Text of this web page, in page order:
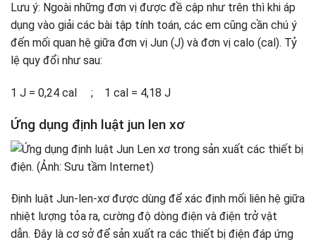
Lưu ý: Ngoài những đơn vị được đề cập như trên thì khi áp
dụng vào giải các bài tập tính toán, các em cũng cần chú ý
đến mối quan hệ giữa đơn vị Jun (J) và đơn vị calo (cal). Tỷ
lệ quy đổi như sau:
1 J = 0,24 cal ; 1 cal = 4,18 J
Ứng dụng định luật jun len xơ
Định luật Jun-len-xơ được dùng để xác định mối liên hệ giữa
nhiệt lượng tỏa ra, cường độ dòng điện và điện trở vật
dẫn. Đây là cơ sở để sản xuất ra các thiết bị điện đáp ứng